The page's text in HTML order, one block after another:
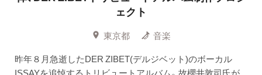
ェクト
東京都
音楽
昨年８月急逝したDER ZIBET(デルジベット)のボーカル